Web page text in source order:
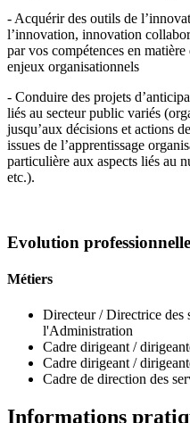
- Acquérir des outils de
l’innovation, innovation
par vos compétences en
enjeux organisationnels
- Conduire des projets
liés au secteur public variés
jusqu’aux décisions et actions
issues de l’apprentissage
particulière aux aspects liés au
etc.).
Evolution
Métiers
Directeur / Directrice des
l'Administration
Cadre dirigeant /
Cadre dirigeant /
Cadre de direction des
Informations